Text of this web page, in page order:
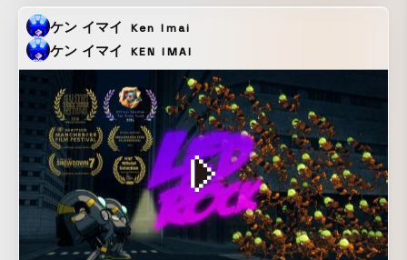
覚があった。 未知のウィルスに対して誰も知識がなかったこ
と、ウィルスへの対策や意見が人によって違うことを再認識
させられる中で、ただ籠城するしかない閉塞感とそれでも全
ては常に経過しているという並行から、無意味さや様々な生
物と共存していくことをイメージ。 楽曲の『The FOG』自体
がジョン・カーペンターだが、他に『フィツカラルド』『わ
らの犬』『恐怖の報酬』なども参照していたと思う。
ケン イマイ Ken Imai
ケン イマイ KEN IMAI